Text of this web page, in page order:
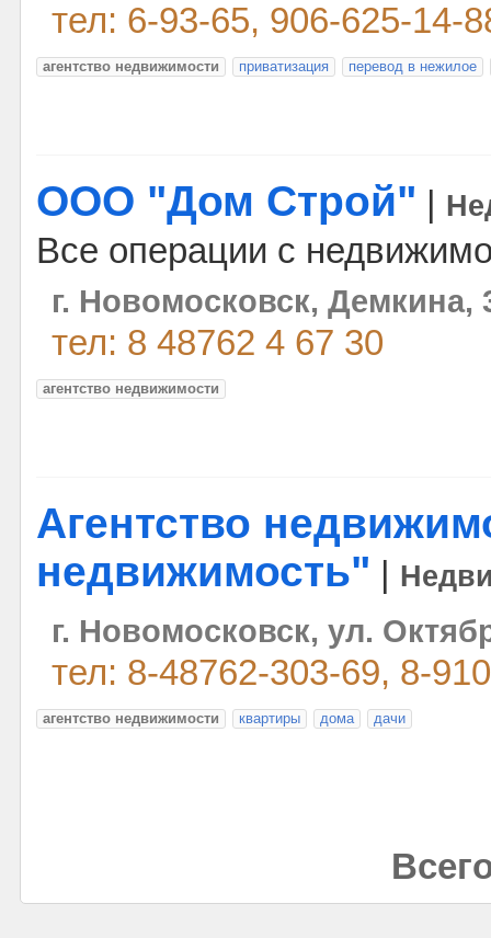
тел: 6-93-65, 906-625-14-
агентство недвижимости приватизация перевод в нежилое
ООО "Дом Строй"
Все операции с
г. Новомосковск, Демкина,
тел: 8 48762 4 67 30
агентство недвижимости
Агентство
недвижимость"
г. Новомосковск, ул.
тел: 8-48762-303-69, 8-
агентство недвижимости квартиры дома дачи